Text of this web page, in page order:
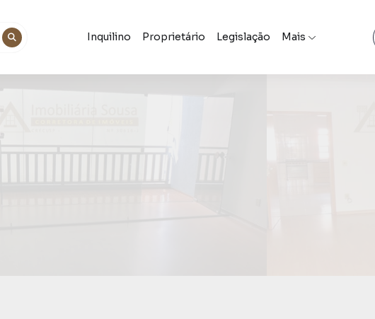
Inquilino Proprietário Legislação Mais